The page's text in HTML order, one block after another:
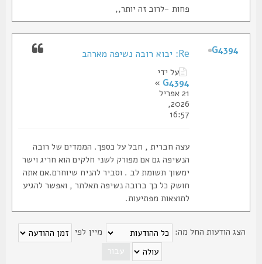
פחות -לרוב זה יותר,,
על ידי
G4394
»
21 אפריל
2026,
16:57
עצה חברית , חבל על כספך. הממדים של רובה
הנשיפה גם אם מפורק לשני חלקים הוא חריג וישר
ימשוך תשומת לב . וסביר להניח שיוחרם.אם אתה
חושק כל כך ברובה נשיפה תאלתר , ואפשר להגיע
לתוצאות מפתיעות.
G4394
הודעות החל מה: מיין לפי